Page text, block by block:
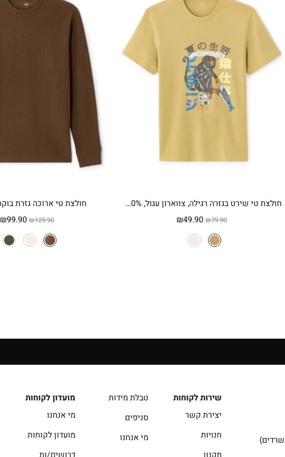
חולצת טי שירט בגזרה רגילה, צווארון עגול, 100% כותנה, הדפס אסיה
₪79.90
המחיר
המקורי
היה:
₪49.90 המחיר
חולצת טי ארוכה גזרת
₪129.90
המחיר
המקורי
היה:
₪99.90
שירות לקוחות
יצירת קשר
חנויות
טבלת מידות
סניפים
מי אנחנו
מועדון לקוחות
מי אנחנו
מועדון לקוחות